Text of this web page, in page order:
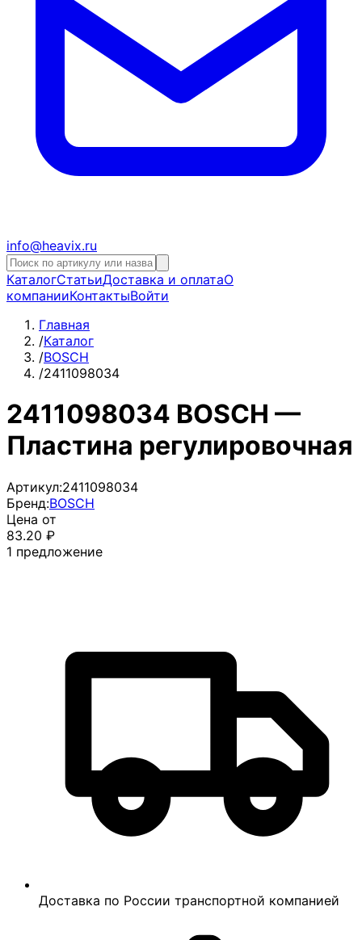
info@heavix.ru
КаталогСтатьиДоставка и оплатаО
компанииКонтактыВойти
Главная
/Каталог
/BOSCH
/2411098034
2411098034 BOSCH —
Пластина регулировочная
Артикул:2411098034
Бренд:BOSCH
Цена от
83.20 ₽
1 предложение
Доставка по России транспортной компанией